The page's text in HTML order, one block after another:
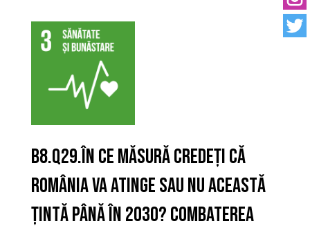
B8.Q29.În ce măsură credeți că
România va atinge sau nu această
țintă până în 2030? Combaterea